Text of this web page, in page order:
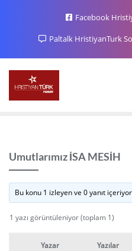
Facebook
Paltalk HristiyanTurk
Umutlarımız İSA MESİH
Bu konu 1 izleyen ve 0 yanıt
1 yazı görüntüleniyor (toplam 1)
Yazar Yazılar